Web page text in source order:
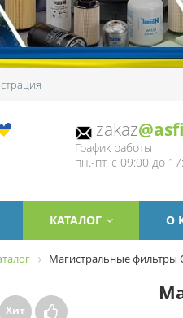
zakaz
График работы
пн.-пт. с 09:00 до
КАТАЛОГ О
Магистральные фильтры
Хит